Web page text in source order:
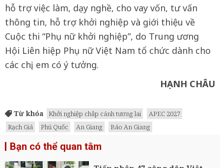
hỗ trợ việc làm, dạy nghề, cho vay vốn, tư vấn
thông tin, hỗ trợ khởi nghiệp và giới thiệu về
Cuộc thi “Phụ nữ khởi nghiệp”, do Trung ương
Hội Liên hiệp Phụ nữ Việt Nam tổ chức dành cho
các chị, em có ý tưởng.
HẠNH CHÂU
Từ khóa Khởi nghiệp chắp cánh tương lai
APEC 2027
Rạch Giá
Phú Quốc An Giang Báo An Giang
Bạn có thể quan tâm